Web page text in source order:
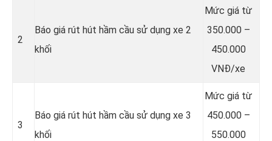
2
Báo giá rút hút hầm cầu sử dụng xe 2
khối
Mức giá từ
350.000 –
450.000
VNĐ/xe
3
Báo giá rút hút hầm cầu sử dụng xe 3
khối
Mức giá từ
450.000 –
550.000